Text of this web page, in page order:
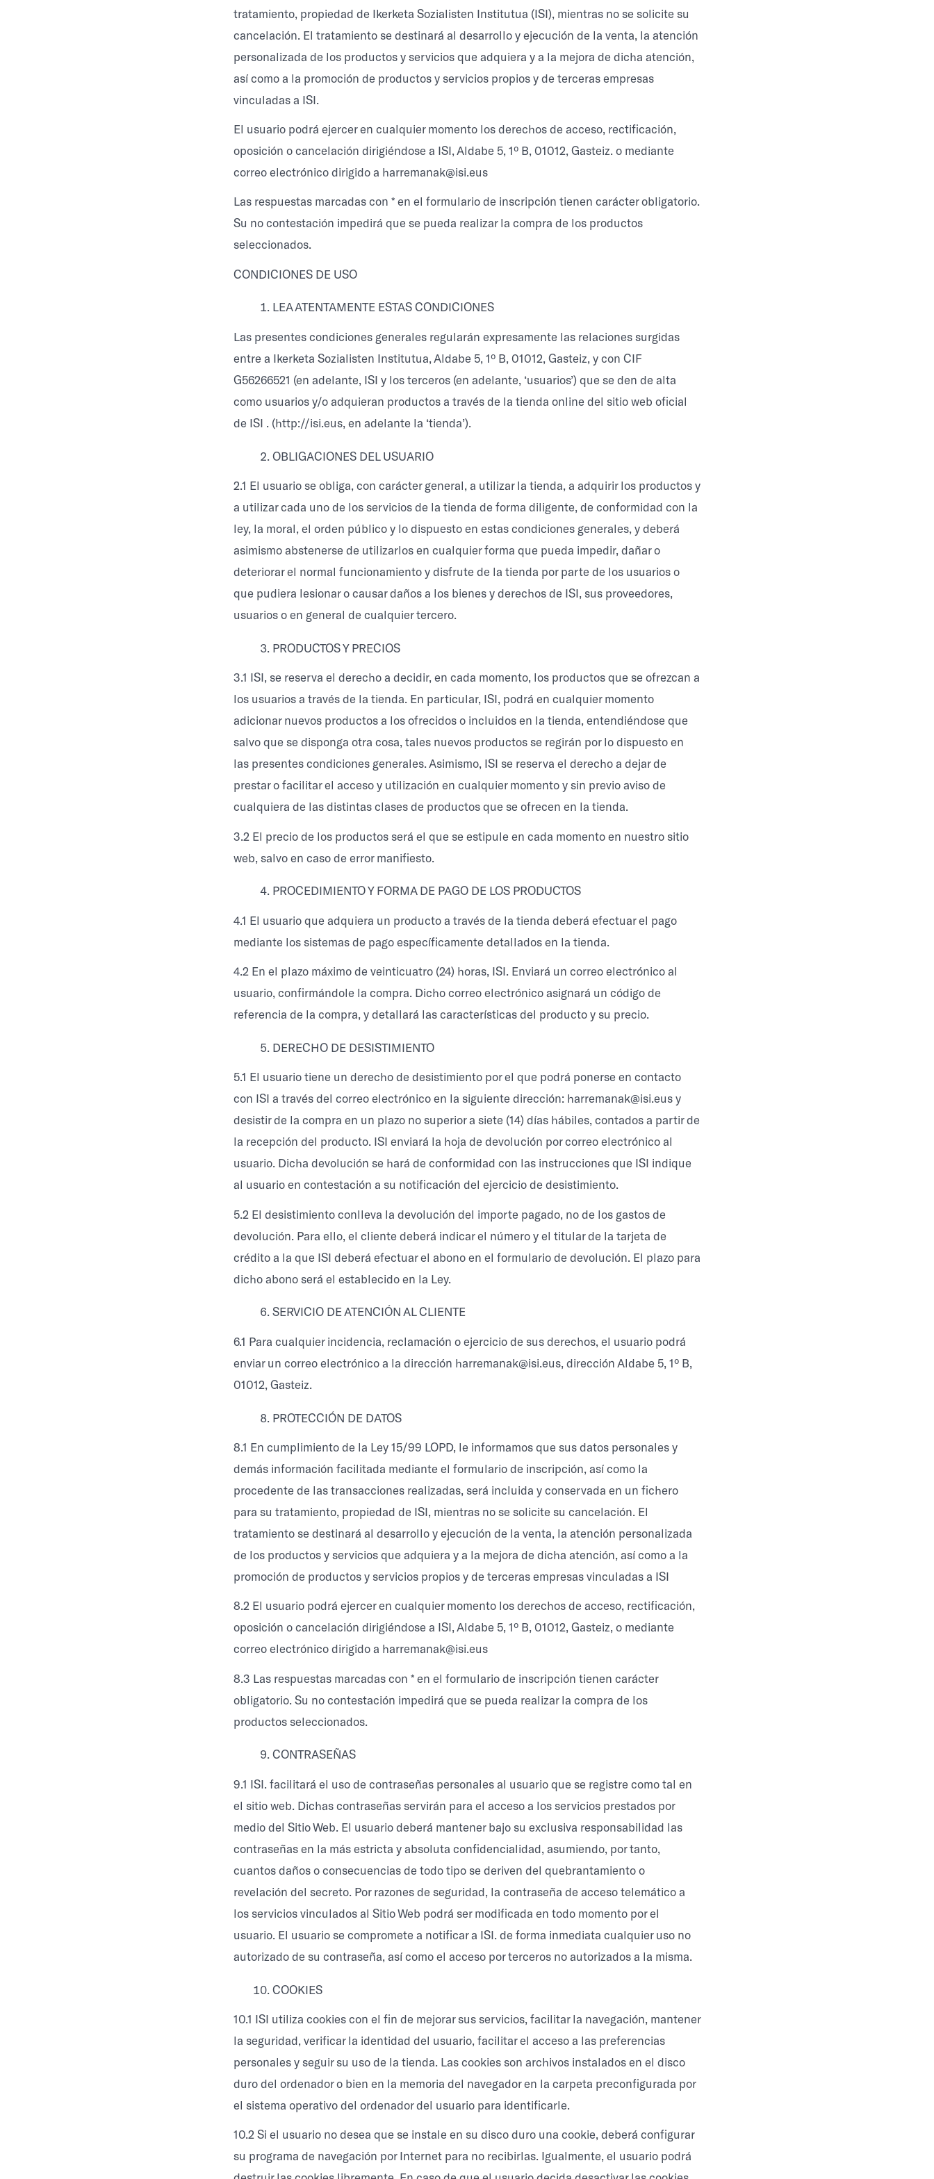
tratamiento, propiedad de Ikerketa Sozialisten Institutua (ISI), mientras no se solicite su
cancelación. El tratamiento se destinará al desarrollo y ejecución de la venta, la atención
personalizada de los productos y servicios que adquiera y a la mejora de dicha atención,
así como a la promoción de productos y servicios propios y de terceras empresas
vinculadas a ISI.
El usuario podrá ejercer en cualquier momento los derechos de acceso, rectificación,
oposición o cancelación dirigiéndose a ISI, Aldabe 5, 1º B, 01012, Gasteiz. o mediante
correo electrónico dirigido a harremanak@isi.eus
Las respuestas marcadas con * en el formulario de inscripción tienen carácter obligatorio.
Su no contestación impedirá que se pueda realizar la compra de los productos
seleccionados.
CONDICIONES DE USO
LEA ATENTAMENTE ESTAS CONDICIONES
Las presentes condiciones generales regularán expresamente las relaciones surgidas
entre a Ikerketa Sozialisten Institutua, Aldabe 5, 1º B, 01012, Gasteiz, y con CIF
G56266521 (en adelante, ISI y los terceros (en adelante, ‘usuarios’) que se den de alta
como usuarios y/o adquieran productos a través de la tienda online del sitio web oficial
de ISI . (http://isi.eus, en adelante la ‘tienda’).
OBLIGACIONES DEL USUARIO
2.1 El usuario se obliga, con carácter general, a utilizar la tienda, a adquirir los productos y
a utilizar cada uno de los servicios de la tienda de forma diligente, de conformidad con la
ley, la moral, el orden público y lo dispuesto en estas condiciones generales, y deberá
asimismo abstenerse de utilizarlos en cualquier forma que pueda impedir, dañar o
deteriorar el normal funcionamiento y disfrute de la tienda por parte de los usuarios o
que pudiera lesionar o causar daños a los bienes y derechos de ISI, sus proveedores,
usuarios o en general de cualquier tercero.
PRODUCTOS Y PRECIOS
3.1 ISI, se reserva el derecho a decidir, en cada momento, los productos que se ofrezcan a
los usuarios a través de la tienda. En particular, ISI, podrá en cualquier momento
adicionar nuevos productos a los ofrecidos o incluidos en la tienda, entendiéndose que
salvo que se disponga otra cosa, tales nuevos productos se regirán por lo dispuesto en
las presentes condiciones generales. Asimismo, ISI se reserva el derecho a dejar de
prestar o facilitar el acceso y utilización en cualquier momento y sin previo aviso de
cualquiera de las distintas clases de productos que se ofrecen en la tienda.
3.2 El precio de los productos será el que se estipule en cada momento en nuestro sitio
web, salvo en caso de error manifiesto.
PROCEDIMIENTO Y FORMA DE PAGO DE LOS PRODUCTOS
4.1 El usuario que adquiera un producto a través de la tienda deberá efectuar el pago
mediante los sistemas de pago específicamente detallados en la tienda.
4.2 En el plazo máximo de veinticuatro (24) horas, ISI. Enviará un correo electrónico al
usuario, confirmándole la compra. Dicho correo electrónico asignará un código de
referencia de la compra, y detallará las características del producto y su precio.
DERECHO DE DESISTIMIENTO
5.1 El usuario tiene un derecho de desistimiento por el que podrá ponerse en contacto
con ISI a través del correo electrónico en la siguiente dirección: harremanak@isi.eus y
desistir de la compra en un plazo no superior a siete (14) días hábiles, contados a partir de
la recepción del producto. ISI enviará la hoja de devolución por correo electrónico al
usuario. Dicha devolución se hará de conformidad con las instrucciones que ISI indique
al usuario en contestación a su notificación del ejercicio de desistimiento.
5.2 El desistimiento conlleva la devolución del importe pagado, no de los gastos de
devolución. Para ello, el cliente deberá indicar el número y el titular de la tarjeta de
crédito a la que ISI deberá efectuar el abono en el formulario de devolución. El plazo para
dicho abono será el establecido en la Ley.
SERVICIO DE ATENCIÓN AL CLIENTE
6.1 Para cualquier incidencia, reclamación o ejercicio de sus derechos, el usuario podrá
enviar un correo electrónico a la dirección harremanak@isi.eus, dirección Aldabe 5, 1º B,
01012, Gasteiz.
PROTECCIÓN DE DATOS
8.1 En cumplimiento de la Ley 15/99 LOPD, le informamos que sus datos personales y
demás información facilitada mediante el formulario de inscripción, así como la
procedente de las transacciones realizadas, será incluida y conservada en un fichero
para su tratamiento, propiedad de ISI, mientras no se solicite su cancelación. El
tratamiento se destinará al desarrollo y ejecución de la venta, la atención personalizada
de los productos y servicios que adquiera y a la mejora de dicha atención, así como a la
promoción de productos y servicios propios y de terceras empresas vinculadas a ISI
8.2 El usuario podrá ejercer en cualquier momento los derechos de acceso, rectificación,
oposición o cancelación dirigiéndose a ISI, Aldabe 5, 1º B, 01012, Gasteiz, o mediante
correo electrónico dirigido a harremanak@isi.eus
8.3 Las respuestas marcadas con * en el formulario de inscripción tienen carácter
obligatorio. Su no contestación impedirá que se pueda realizar la compra de los
productos seleccionados.
CONTRASEÑAS
9.1 ISI. facilitará el uso de contraseñas personales al usuario que se registre como tal en
el sitio web. Dichas contraseñas servirán para el acceso a los servicios prestados por
medio del Sitio Web. El usuario deberá mantener bajo su exclusiva responsabilidad las
contraseñas en la más estricta y absoluta confidencialidad, asumiendo, por tanto,
cuantos daños o consecuencias de todo tipo se deriven del quebrantamiento o
revelación del secreto. Por razones de seguridad, la contraseña de acceso telemático a
los servicios vinculados al Sitio Web podrá ser modificada en todo momento por el
usuario. El usuario se compromete a notificar a ISI. de forma inmediata cualquier uso no
autorizado de su contraseña, así como el acceso por terceros no autorizados a la misma.
COOKIES
10.1 ISI utiliza cookies con el fin de mejorar sus servicios, facilitar la navegación, mantener
la seguridad, verificar la identidad del usuario, facilitar el acceso a las preferencias
personales y seguir su uso de la tienda. Las cookies son archivos instalados en el disco
duro del ordenador o bien en la memoria del navegador en la carpeta preconfigurada por
el sistema operativo del ordenador del usuario para identificarle.
10.2 Si el usuario no desea que se instale en su disco duro una cookie, deberá configurar
su programa de navegación por Internet para no recibirlas. Igualmente, el usuario podrá